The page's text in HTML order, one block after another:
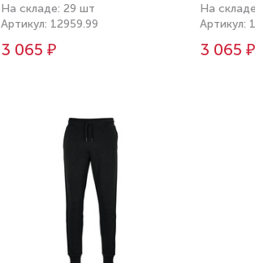
На складе: 29 шт
Артикул: 12959.99
3 065 ₽
На
Артикул:
3 065 ₽